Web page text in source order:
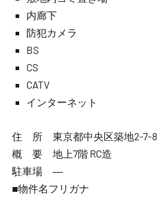
内廊下
防犯カメラ
BS
CS
CATV
インターネット
住 所 東京都中央区築地2-7-8
概 要 地上7階 RC造
駐車場 ―
■物件名フリガナ